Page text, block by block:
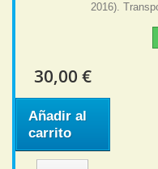
2016).
30,00 €
Añadir al
carrito